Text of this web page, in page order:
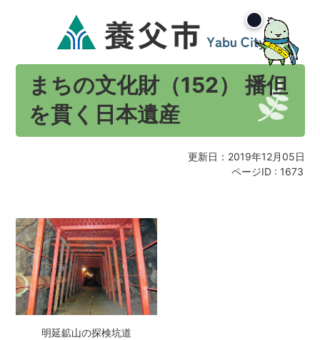
まちの文化財（152） 播但
を貫く日本遺産
更新日：2019年12月05日
ページID : 1673
明延鉱山の探検坑道